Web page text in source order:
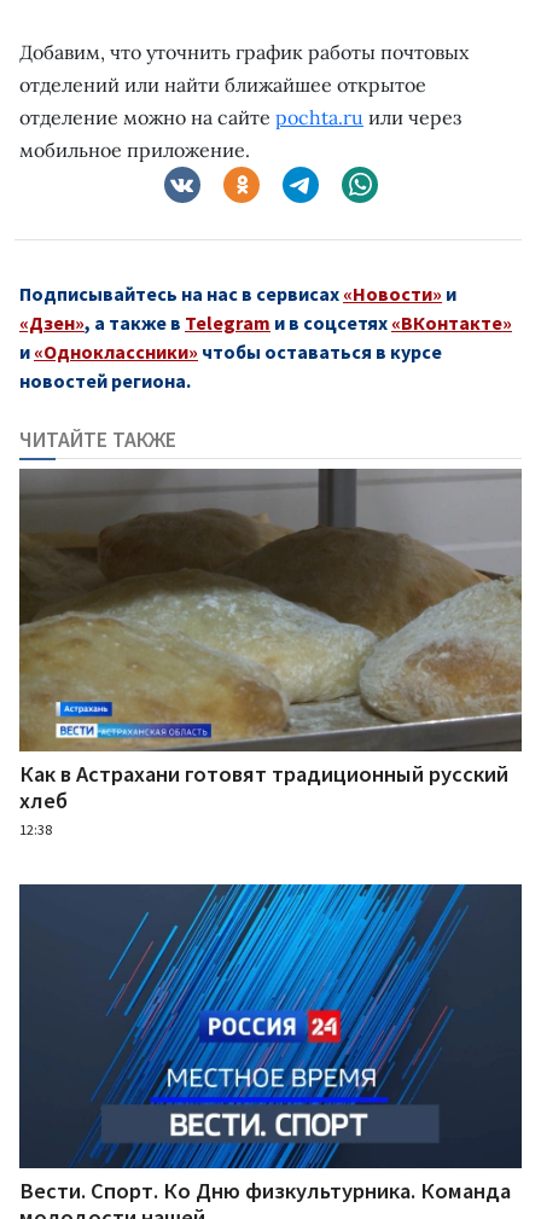
Добавим, что уточнить график работы почтовых
отделений или найти ближайшее открытое
отделение можно на сайте pochta.ru или через
мобильное приложение.
Подписывайтесь на нас в сервисах «Новости» и
«Дзен», а также в Telegram и в соцсетях «ВКонтакте»
и «Одноклассники» чтобы оставаться в курсе
новостей региона.
ЧИТАЙТЕ ТАКЖЕ
Как в Астрахани готовят традиционный русский
хлеб
12:38
Вести. Спорт. Ко Дню физкультурника. Команда